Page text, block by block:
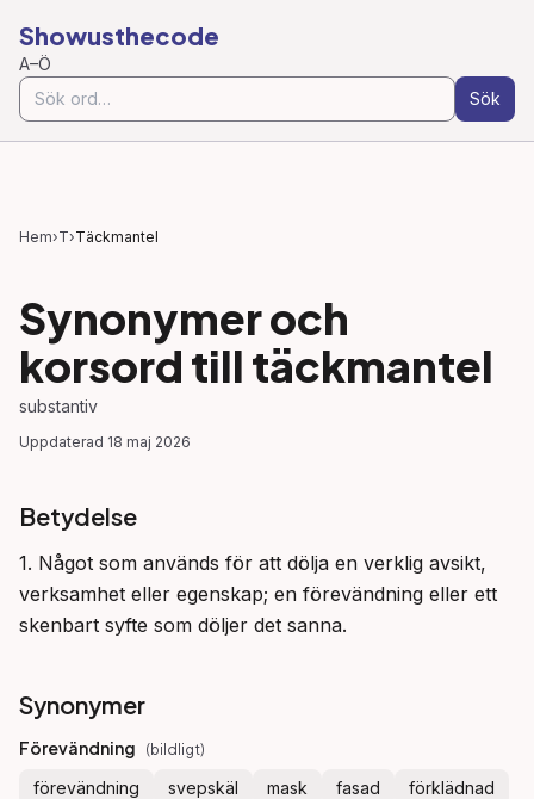
Showusthecode
A–Ö
Sök
Hem›T›Täckmantel
Synonymer och
korsord till täckmantel
substantiv
Uppdaterad 18 maj 2026
Betydelse
1. Något som används för att dölja en verklig avsikt,
verksamhet eller egenskap; en förevändning eller ett
skenbart syfte som döljer det sanna.
Synonymer
Förevändning (bildligt)
förevändning svepskäl mask fasad
förklädnad